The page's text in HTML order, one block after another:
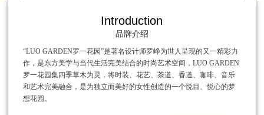
Introduction
品牌介绍
“LUO GARDEN罗一花园”是著名设计师罗峥为世人呈现的又一精彩力
作，是东方美学与当代生活完美结合的时尚艺术空间，LUO GARDEN
罗一花园集四季草木为灵，将时装、花艺、茶道、香道、咖啡、音乐
和艺术完美融合，是为独立而美好的女性创造的一个悦目、悦心的梦
想花园。